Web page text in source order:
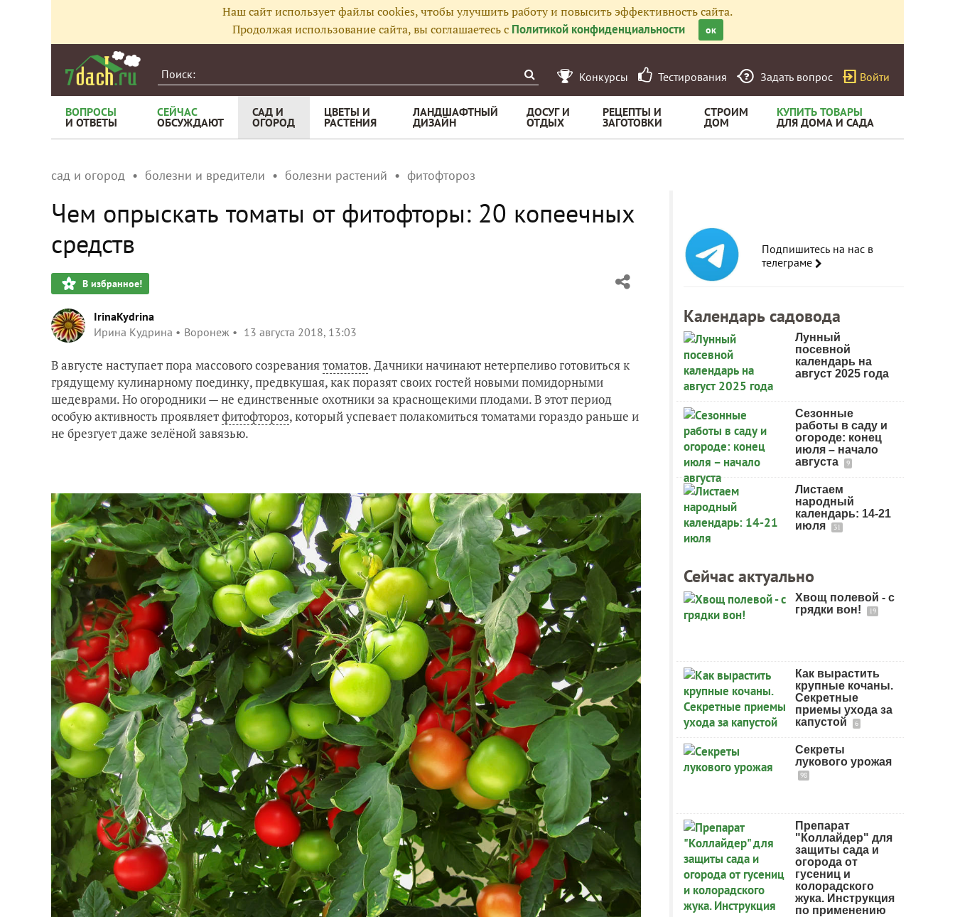
Наш сайт использует файлы cookies, чтобы улучшить работу и повысить эффективность сайта.
Продолжая использование сайта, вы соглашаетесь с Политикой конфиденциальности ок
Конкурсы Тестирования Задать вопрос Войти
ВОПРОСЫ
И ОТВЕТЫ
СЕЙЧАС
ОБСУЖДАЮТ
САД И
ОГОРОД
ЦВЕТЫ И
РАСТЕНИЯ
ЛАНДШАФТНЫЙ
ДИЗАЙН
ДОСУГ И
ОТДЫХ
РЕЦЕПТЫ И
ЗАГОТОВКИ
СТРОИМ
ДОМ
КУПИТЬ ТОВАРЫ
ДЛЯ ДОМА И САДА
сад и огород болезни и вредители болезни растений фитофтороз
Чем опрыскать томаты от фитофторы: 20 копеечных
средств
В избранное!
IrinaKydrina
Ирина Кудрина
Воронеж 13 августа 2018, 13:03
В августе наступает пора массового созреваниятоматов. Дачники начинают нетерпеливо готовиться к
грядущему кулинарному поединку, предвкушая, как поразят своих гостей новыми помидорными
шедеврами. Но огородники — не единственные охотники за краснощекими плодами. В этот период
особую активность проявляетфитофтороз, который успевает полакомиться томатами гораздо раньше и
не брезгует даже зелёной завязью.
Подпишитесь на нас в
телеграме
Календарь садовода
Лунный
посевной
календарь на
август 2025 года
Сезонные
работы в саду и
огороде: конец
июля – начало
августа
9
Листаем
народный
календарь: 14-21
июля
31
Сейчас актуально
Хвощ полевой - с
грядки вон!
19
Как вырастить
крупные кочаны.
Секретные
приемы ухода за
капустой
6
Секреты
лукового урожая
98
Препарат
"Коллайдер" для
защиты сада и
огорода от
гусениц и
колорадского
жука. Инструкция
по применению